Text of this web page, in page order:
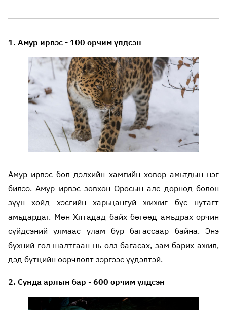
1. Амур ирвэс - 100 орчим үлдсэн
Амур ирвэс бол дэлхийн хамгийн ховор амьтдын нэг
билээ. Амур ирвэс зөвхөн Оросын алс дорнод болон
зүүн хойд хэсгийн харьцангуй жижиг бүс нутагт
амьдардаг. Мөн Хятадад байх бөгөөд амьдрах орчин
сүйдсэний улмаас улам бүр багассаар байна. Энэ
бүхний гол шалтгаан нь олз багасах, зам барих ажил,
дэд бүтцийн өөрчлөлт зэргээс үүдэлтэй.
2. Сунда арлын бар - 600 орчим үлдсэн